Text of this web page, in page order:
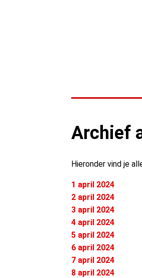
Archief
Hieronder vind je
1 april 2024
2 april 2024
3 april 2024
4 april 2024
5 april 2024
6 april 2024
7 april 2024
8 april 2024